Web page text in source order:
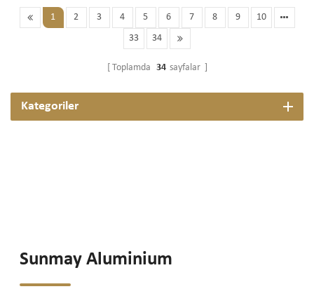
1 2 3 4 5 6 7 8 9
10
33
34
Toplamda 34 sayfalar
Kategoriler
Sunmay Aluminium